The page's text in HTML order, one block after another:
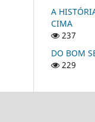
A
CIMA
237
DO BOM
229